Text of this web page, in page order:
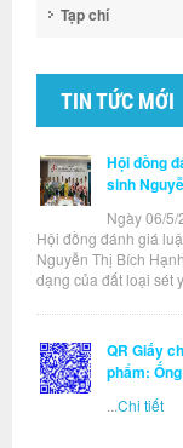
Tạp chí
TIN TỨC MỚI
Hội đồng
sinh
Ngày 06/
Hội đồng đánh giá
Nguyễn Thị Bích
dạng của đất loại sét
QR Giấy
phẩm:
Chi tiết